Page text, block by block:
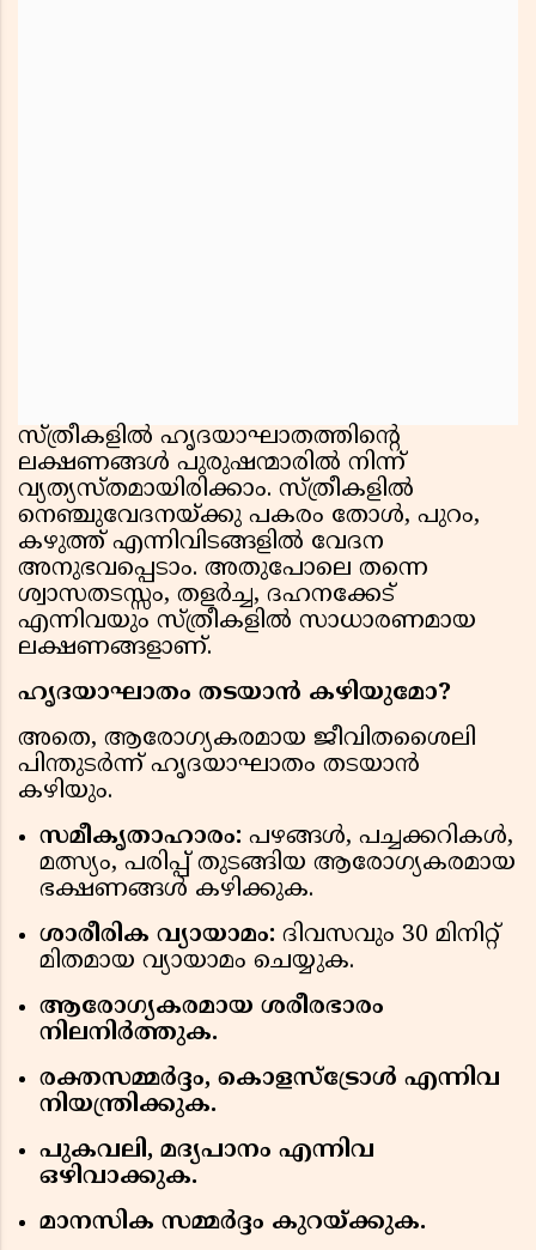
സ്ത്രീകളിൽ ഹൃദയാഘാതത്തിന്റെ
ലക്ഷണങ്ങൾ പുരുഷന്മാരിൽ നിന്ന്
വ്യത്യസ്തമായിരിക്കാം. സ്ത്രീകളിൽ
നെഞ്ചുവേദനയ്‌ക്കു പകരം തോൾ, പുറം,
കഴുത്ത് എന്നിവിടങ്ങളിൽ വേദന
അനുഭവപ്പെടാം. അതുപോലെ തന്നെ
ശ്വാസതടസ്സം, തളർച്ച, ദഹനക്കേട്
എന്നിവയും സ്ത്രീകളിൽ സാധാരണമായ
ലക്ഷണങ്ങളാണ്.
ഹൃദയാഘാതം തടയാൻ കഴിയുമോ?
അതെ, ആരോഗ്യകരമായ ജീവിതശൈലി
പിന്തുടർന്ന് ഹൃദയാഘാതം തടയാൻ
കഴിയും.
സമീകൃതാഹാരം: പഴങ്ങൾ, പച്ചക്കറികൾ,
മത്സ്യം, പരിപ്പ് തുടങ്ങിയ ആരോഗ്യകരമായ
ഭക്ഷണങ്ങൾ കഴിക്കുക.
ശാരീരിക വ്യായാമം: ദിവസവും 30 മിനിറ്റ്
മിതമായ വ്യായാമം ചെയ്യുക.
ആരോഗ്യകരമായ ശരീരഭാരം
നിലനിർത്തുക.
രക്തസമ്മർദ്ദം, കൊളസ്‌ട്രോൾ എന്നിവ
നിയന്ത്രിക്കുക.
പുകവലി, മദ്യപാനം എന്നിവ
ഒഴിവാക്കുക.
മാനസിക സമ്മർദ്ദം കുറയ്ക്കുക.